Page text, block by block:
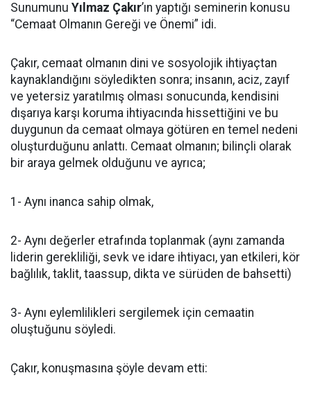
Sunumunu Yılmaz Çakır’ın yaptığı seminerin konusu
“Cemaat Olmanın Gereği ve Önemi” idi.
Çakır, cemaat olmanın dini ve sosyolojik ihtiyaçtan
kaynaklandığını söyledikten sonra; insanın, aciz, zayıf
ve yetersiz yaratılmış olması sonucunda, kendisini
dışarıya karşı koruma ihtiyacında hissettiğini ve bu
duygunun da cemaat olmaya götüren en temel nedeni
oluşturduğunu anlattı. Cemaat olmanın; bilinçli olarak
bir araya gelmek olduğunu ve ayrıca;
1- Aynı inanca sahip olmak,
2- Aynı değerler etrafında toplanmak (aynı zamanda
liderin gerekliliği, sevk ve idare ihtiyacı, yan etkileri, kör
bağlılık, taklit, taassup, dikta ve sürüden de bahsetti)
3- Aynı eylemlilikleri sergilemek için cemaatin
oluştuğunu söyledi.
Çakır, konuşmasına şöyle devam etti: